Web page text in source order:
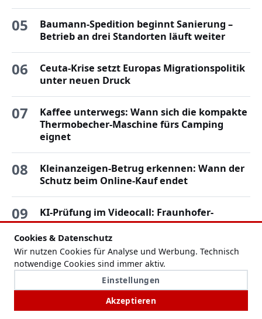
Cookies & Datenschutz
Wir nutzen Cookies für Analyse und Werbung. Technisch
notwendige Cookies sind immer aktiv.
Einstellungen
Akzeptieren
05
Baumann-Spedition beginnt Sanierung –
Betrieb an drei Standorten läuft weiter
06
Ceuta-Krise setzt Europas Migrationspolitik
unter neuen Druck
07
Kaffee unterwegs: Wann sich die kompakte
Thermobecher-Maschine fürs Camping
eignet
08
Kleinanzeigen-Betrug erkennen: Wann der
Schutz beim Online-Kauf endet
09
KI-Prüfung im Videocall: Fraunhofer-
Prototyp soll Deepfake-Betrug früh
erkennen
10
Elterngeld in Berlin: In Mitte dauert die
Bearbeitung im Schnitt 15 Wochen
11
Adlon-Eigentümer beraten über Verkauf für